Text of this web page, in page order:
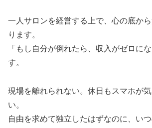
一人サロンを経営する上で、心の底か
ります。
「もし自分が倒れたら、収入がゼロに
す。
現場を離れられない。休日もスマホが
い。
自由を求めて独立したはずなのに、い